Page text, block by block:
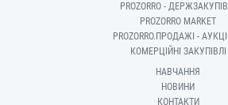
PROZORRO -
PROZORRO MARKET
PROZORRO.ПРОДАЖІ -
КОМЕРЦІЙНІ ЗАКУПІВЛІ
НАВЧАННЯ
НОВИНИ
КОНТАКТИ